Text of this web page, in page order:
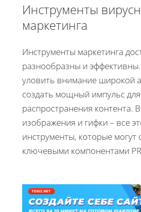
Инструменты
маркетинга
Инструменты маркетинга
разнообразны и
уловить внимание широкой
создать мощный импульс для
распространения контента.
изображения и гифки – все
инструменты, которые могут
ключевыми компонентами